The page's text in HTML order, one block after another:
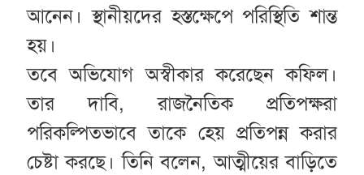
আনেন। স্থানীয়দের হস্তক্ষেপে পরিস্থিতি শান্ত
হয়।
তবে অভিযোগ অস্বীকার করেছেন কফিল।
তার দাবি, রাজনৈতিক প্রতিপক্ষরা
পরিকল্পিতভাবে তাকে হেয় প্রতিপন্ন করার
চেষ্টা করছে। তিনি বলেন, আত্মীয়ের বাড়িতে